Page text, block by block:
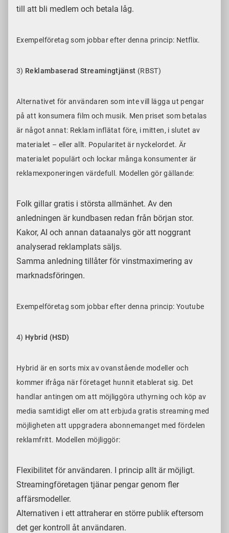
till att bli medlem och betala låg.
Exempelföretag som jobbar efter denna princip: Netflix.
3) Reklambaserad Streamingtjänst (RBST)
Alternativet för användaren som inte vill lägga ut pengar
på att konsumera film och musik. Men priset som betalas
är något annat: Reklam inflätat före, i mitten, i slutet av
materialet – eller allt. Popularitet är nyckelordet. Är
materialet populärt och lockar många konsumenter är
reklamexponeringen värdefull. Modellen gör gällande:
Folk gillar gratis i största allmänhet. Av den
anledningen är kundbasen redan från början stor.
Kakor, AI och annan dataanalys gör att noggrant
analyserad reklamplats säljs.
Samma anledning tillåter för vinstmaximering av
marknadsföringen.
Exempelföretag som jobbar efter denna princip: Youtube
4) Hybrid (HSD)
Hybrid är en sorts mix av ovanstående modeller och
kommer ifråga när företaget hunnit etablerat sig. Det
handlar antingen om att möjliggöra uthyrning och köp av
media samtidigt eller om att erbjuda gratis streaming med
möjligheten att uppgradera abonnemanget med fördelen
reklamfritt. Modellen möjliggör:
Flexibilitet för användaren. I princip allt är möjligt.
Streamingföretagen tjänar pengar genom fler
affärsmodeller.
Alternativen i ett attraherar en större publik eftersom
det ger kontroll åt användaren.